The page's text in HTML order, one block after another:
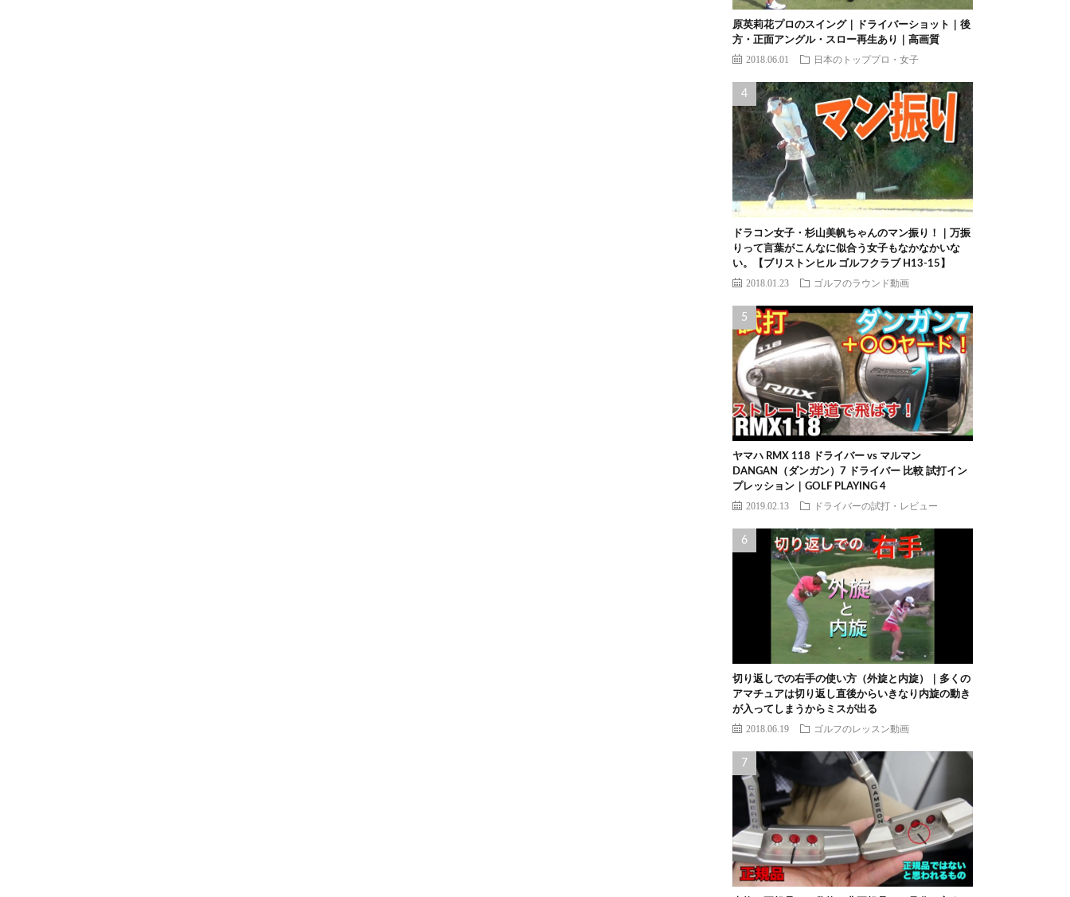
原英莉花プロのスイング｜ドライバーショット｜後
方・正面アングル・スロー再生あり｜高画質
2018.06.01 日本のトッププロ・女子
ドラコン女子・杉山美帆ちゃんのマン振り！｜万振
りって言葉がこんなに似合う女子もなかなかいな
い。【ブリストンヒル ゴルフクラブ H13-15】
2018.01.23 ゴルフのラウンド動画
ヤマハ RMX 118 ドライバー vs マルマン
DANGAN（ダンガン）7 ドライバー 比較 試打イン
プレッション｜GOLF PLAYING 4
2019.02.13 ドライバーの試打・レビュー
切り返しでの右手の使い方（外旋と内旋）｜多くの
アマチュアは切り返し直後からいきなり内旋の動き
が入ってしまうからミスが出る
2018.06.19 ゴルフのレッスン動画